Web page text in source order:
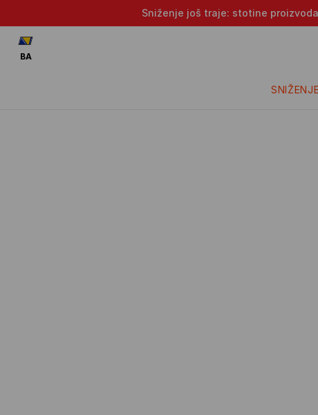
Sniženje još traje: stotine
SNIŽENJE
BA